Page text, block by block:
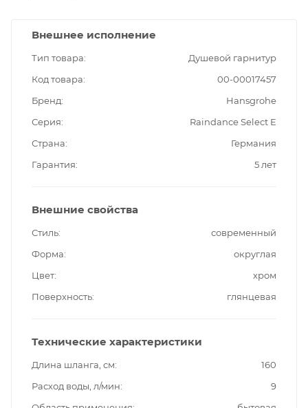
Внешнее исполнение
Тип товара
Душевой гарнитур
Код товара
00-00017457
Бренд
Hansgrohe
Серия
Raindance Select E
Страна
Германия
Гарантия
5 лет
Внешние свойства
Стиль
современный
Форма
округлая
Цвет
хром
Поверхность
глянцевая
Технические характеристики
Длина шланга, см
160
Расход воды, л/мин
9